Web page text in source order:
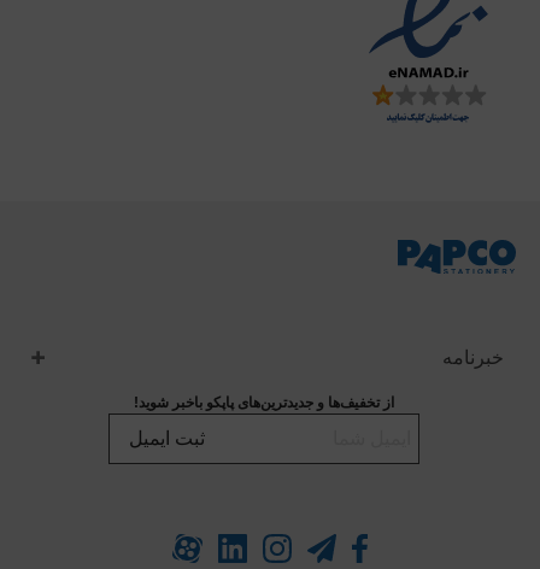
خبرنامه
از تخفیف‌ها و جدیدترین‌های پاپکو باخبر شوید!
ثبت ایمیل